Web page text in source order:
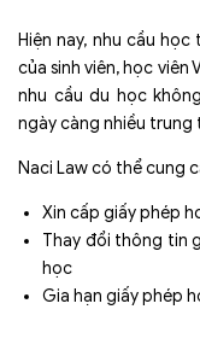
Hiện nay, nhu cầu
của sinh viên, học viên
nhu cầu du học
ngày càng nhiều
Naci Law có thể cung
Xin cấp giấy phép
Thay đổi thông tin
học
Gia hạn giấy phép